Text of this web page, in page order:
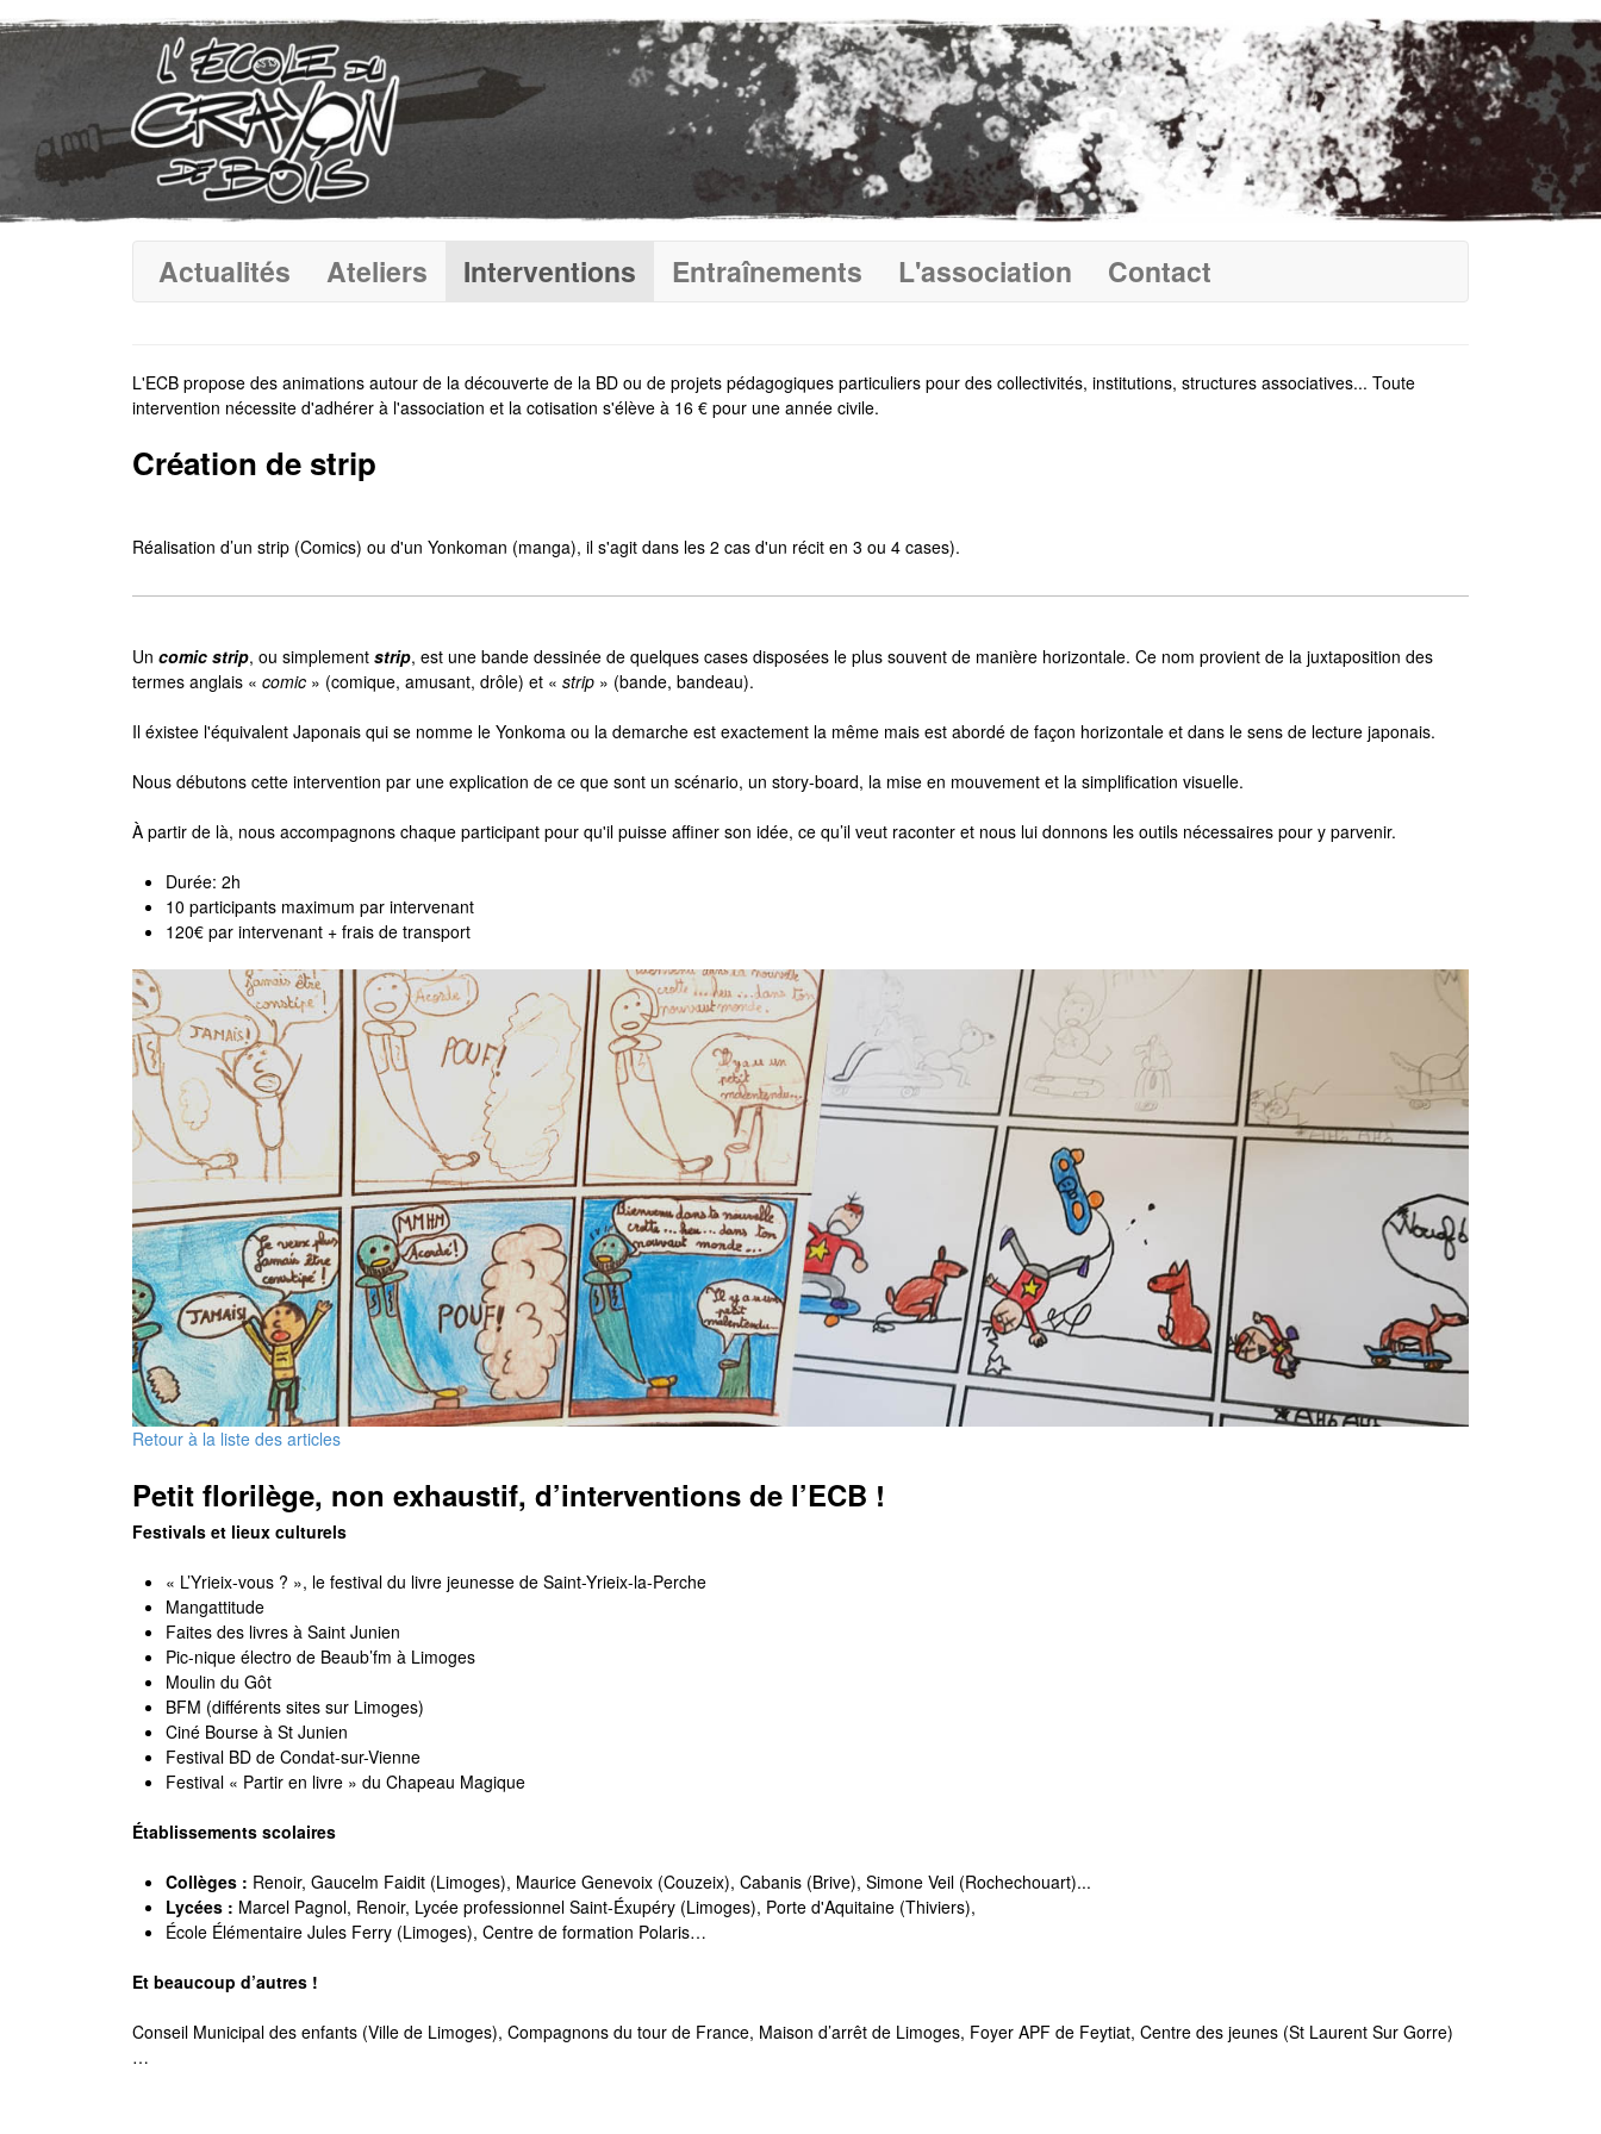
Actualités Ateliers Interventions Entraînements L'association Contact
L'ECB propose des animations autour de la découverte de la BD ou de projets pédagogiques particuliers pour des collectivités, institutions, structures associatives... Toute
intervention nécessite d'adhérer à l'association et la cotisation s'élève à 16 € pour une année civile.
Création de strip
Réalisation d’un strip (Comics) ou d'un Yonkoman (manga), il s'agit dans les 2 cas d'un récit en 3 ou 4 cases).
Un comic strip, ou simplement strip, est une bande dessinée de quelques cases disposées le plus souvent de manière horizontale. Ce nom provient de la juxtaposition des
termes anglais « comic » (comique, amusant, drôle) et « strip » (bande, bandeau).
Il éxistee l'équivalent Japonais qui se nomme le Yonkoma ou la demarche est exactement la même mais est abordé de façon horizontale et dans le sens de lecture japonais.
Nous débutons cette intervention par une explication de ce que sont un scénario, un story-board, la mise en mouvement et la simplification visuelle.
À partir de là, nous accompagnons chaque participant pour qu'il puisse affiner son idée, ce qu’il veut raconter et nous lui donnons les outils nécessaires pour y parvenir.
Durée: 2h
10 participants maximum par intervenant
120€ par intervenant + frais de transport
Retour à la liste des articles
Petit florilège, non exhaustif, d’interventions de l’ECB !
Festivals et lieux culturels
« L’Yrieix-vous ? », le festival du livre jeunesse de Saint-Yrieix-la-Perche
Mangattitude
Faites des livres à Saint Junien
Pic-nique électro de Beaub’fm à Limoges
Moulin du Gôt
BFM (différents sites sur Limoges)
Ciné Bourse à St Junien
Festival BD de Condat-sur-Vienne
Festival « Partir en livre » du Chapeau Magique
Établissements scolaires
Collèges : Renoir, Gaucelm Faidit (Limoges), Maurice Genevoix (Couzeix), Cabanis (Brive), Simone Veil (Rochechouart)...
Lycées : Marcel Pagnol, Renoir, Lycée professionnel Saint-Éxupéry (Limoges), Porte d'Aquitaine (Thiviers),
École Élémentaire Jules Ferry (Limoges), Centre de formation Polaris…
Et beaucoup d’autres !
Conseil Municipal des enfants (Ville de Limoges), Compagnons du tour de France, Maison d’arrêt de Limoges, Foyer APF de Feytiat, Centre des jeunes (St Laurent Sur Gorre)
…